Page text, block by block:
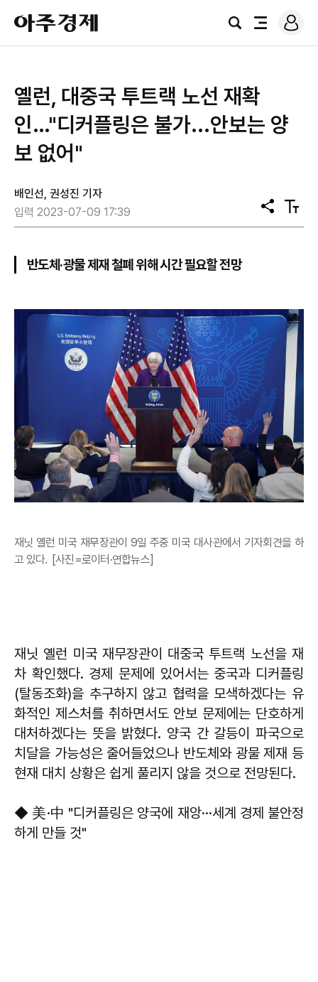
아
주
경
검
전
로
그
옐런, 대중국 투트랙 노선 재확
인…"디커플링은 불가...안보는 양
보 없어"
배인선, 권성진 기자
입력 2023-07-09 17:39
공
유
텍
스
반도체·광물 제재 철폐 위해 시간 필요할 전망
재닛 옐런 미국 재무장관이 9일 주중 미국 대사관에서 기자회견을 하
고 있다. [사진=로이터·연합뉴스]
재닛 옐런 미국 재무장관이 대중국 투트랙 노선을 재
차 확인했다. 경제 문제에 있어서는 중국과 디커플링
(탈동조화)을 추구하지 않고 협력을 모색하겠다는 유
화적인 제스처를 취하면서도 안보 문제에는 단호하게
대처하겠다는 뜻을 밝혔다. 양국 간 갈등이 파국으로
치달을 가능성은 줄어들었으나 반도체와 광물 제재 등
현재 대치 상황은 쉽게 풀리지 않을 것으로 전망된다.
◆ 美·中 "디커플링은 양국에 재앙···세계 경제 불안정
하게 만들 것"